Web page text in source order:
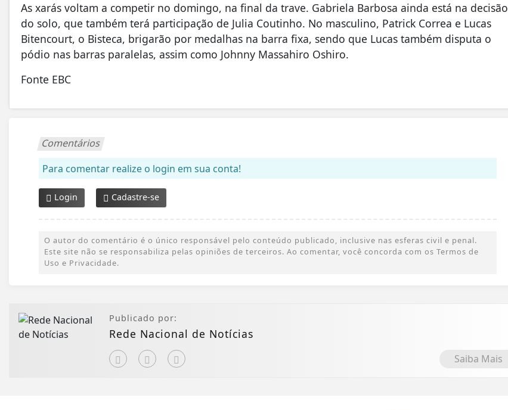
As xarás voltam a competir no domingo, na final da trave. Gabriela Barbosa ainda está na decisão
do solo, que também terá participação de Julia Coutinho. No masculino, Patrick Correa e Lucas
Bitencourt, o Bisteca, brigarão por medalhas na barra fixa, sendo que Lucas também disputa o
pódio nas barras paralelas, assim como Johnny Massahiro Oshiro.
Fonte EBC
Comentários
Para comentar realize o login em sua conta!
Login Cadastre-se
O autor do comentário é o único responsável pelo conteúdo publicado, inclusive nas esferas civil e penal.
Este site não se responsabiliza pelas opiniões de terceiros. Ao comentar, você concorda com os Termos de
Uso e Privacidade.
Publicado por:
Rede Nacional de Notícias
Saiba Mais